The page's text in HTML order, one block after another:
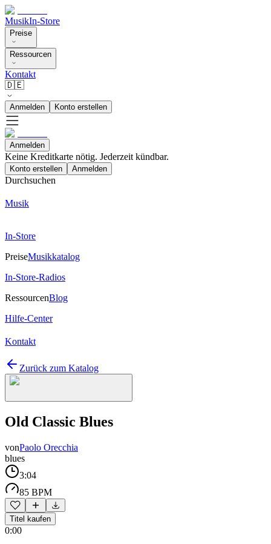
MusikIn-Store
Preise
Ressourcen
Kontakt
🇩🇪
Anmelden Konto erstellen
Anmelden
Keine Kreditkarte nötig. Jederzeit kündbar.
Konto erstellen Anmelden
Durchsuchen
Musik
In-Store
PreiseMusikkatalog
In-Store-Radios
RessourcenBlog
Hilfe-Center
Kontakt
Zurück zum Katalog
Old Classic Blues
vonPaolo Orecchia
blues
3:04
85 BPM
Titel kaufen
0:00